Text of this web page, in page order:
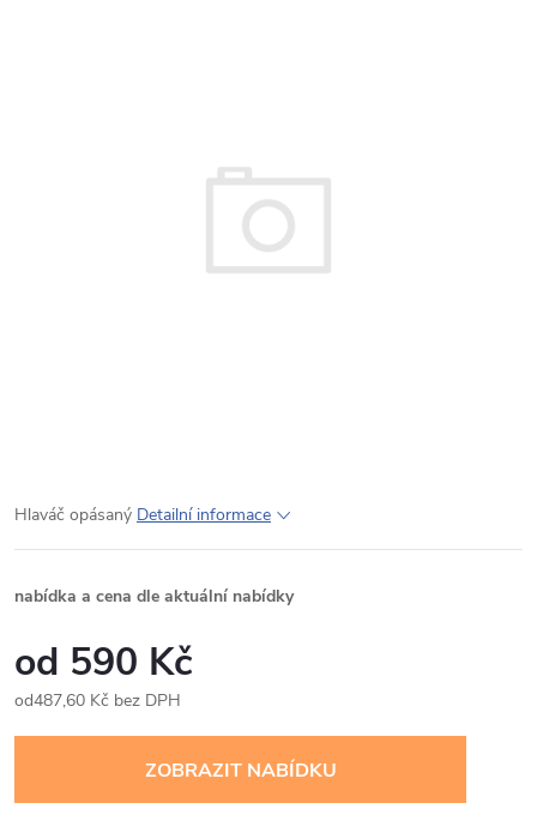
Hlaváč opásaný Detailní informace
nabídka a cena dle aktuální nabídky
590 Kč
487,60 Kč bez DPH